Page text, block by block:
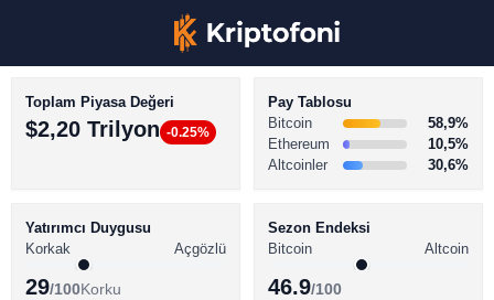
BİTCOİN HABERLERİ
ALTCOİN HABERLERİ
Toplam Piyasa Değeri
$2,20 Trilyon -0.25%
Pay Tablosu
Bitcoin
58,9%
Ethereum
10,5%
Altcoinler
30,6%
Yatırımcı Duygusu
Korkak
Açgözlü
29/100Korku
Sezon Endeksi
Bitcoin
Altcoin
46.9/100